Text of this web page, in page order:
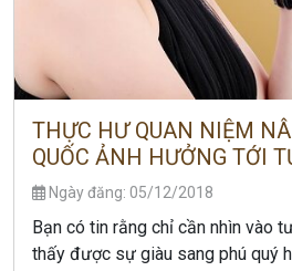
THỰC HƯ QUAN NIỆM
QUỐC ẢNH HƯỞNG TỚI
Ngày đăng: 05/12/2018
Bạn có tin rằng chỉ cần nhìn vào
thấy được sự giàu sang phú quý